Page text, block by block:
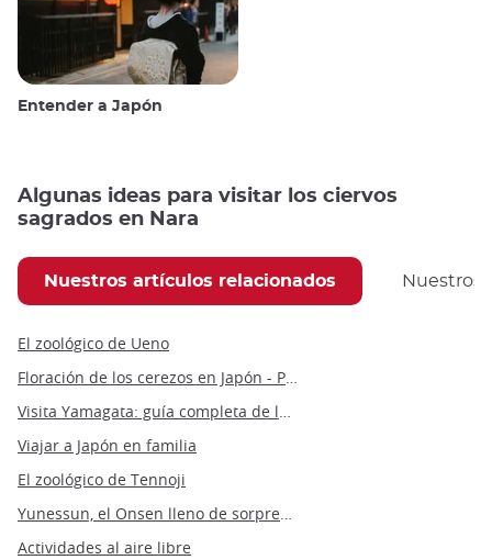
Entender a Japón
Algunas ideas para visitar los ciervos
sagrados en Nara
Nuestros artículos relacionados Nuestros
El zoológico de Ueno
Floración de los cerezos en Japón - Previsión 2022
Visita Yamagata: guía completa de los lugares imprescindibles de la prefectura
Viajar a Japón en familia
El zoológico de Tennoji
Yunessun, el Onsen lleno de sorpresas
Actividades al aire libre